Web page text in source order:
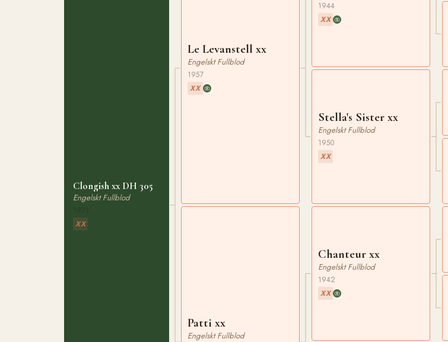
Clongish xx DH 305
Engelskt Fullblod
XX
Le Levanstell xx
Engelskt Fullblod
1957
XX
Patti xx
Engelskt Fullblod
1944
XX
Stella's Sister xx
Engelskt Fullblod
1950
XX
Chanteur xx
Engelskt Fullblod
1942
XX